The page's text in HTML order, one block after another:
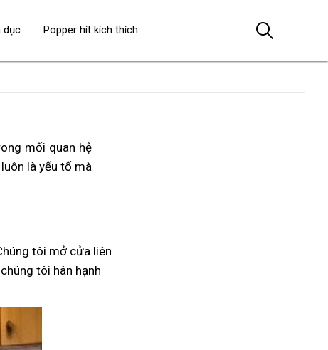
mối quan hệ
là yếu tố mà
tôi mở cửa liên
tôi hân hạnh
dục Popper hít kích thích